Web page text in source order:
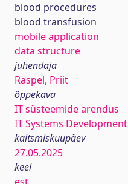
blood procedures
blood transfusion
mobile application
data structure
juhendaja
Raspel, Priit
õppekava
IT süsteemide arendus
IT Systems Development
kaitsmiskuupäev
27.05.2025
keel